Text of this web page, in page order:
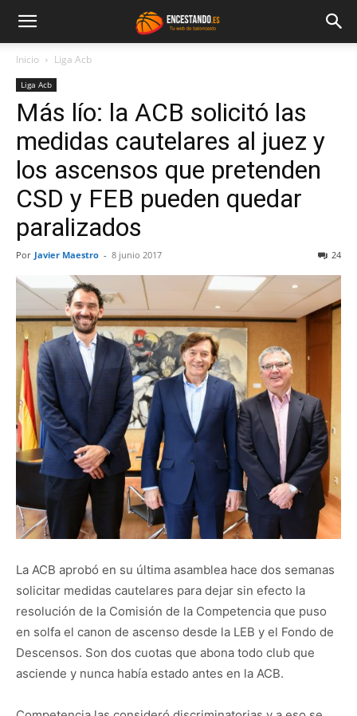
Inicio Liga Acb
Liga Acb
Más lío: la ACB solicitó las
medidas cautelares al juez y
los ascensos que pretenden
CSD y FEB pueden quedar
paralizados
Por Javier Maestro - 8 junio 2017 24
La ACB aprobó en su última asamblea hace dos semanas
solicitar medidas cautelares para dejar sin efecto la
resolución de la Comisión de la Competencia que puso
en solfa el canon de ascenso desde la LEB y el Fondo de
Descensos. Son dos cuotas que abona todo club que
asciende y nunca había estado antes en la ACB.